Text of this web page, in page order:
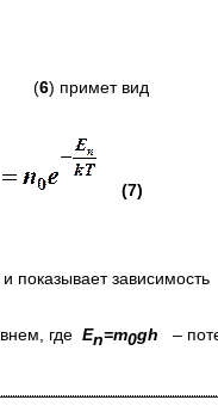
(6) примет вид
(7)
и показывает зависимость
где Еn=m0gh –